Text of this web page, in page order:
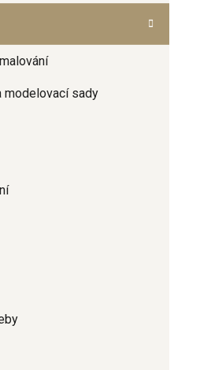
modelovací sady